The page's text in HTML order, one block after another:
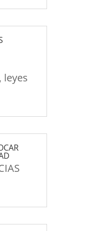
leyes